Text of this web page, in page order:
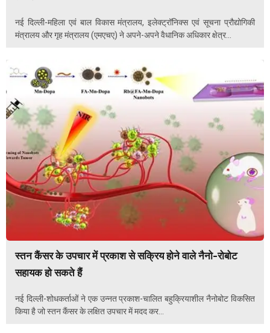
नई दिल्ली-महिला एवं बाल विकास मंत्रालय, इलेक्ट्रॉनिक्स एवं सूचना प्रौद्योगिकी
मंत्रालय और गृह मंत्रालय (एमएचए) ने अपने-अपने वैधानिक अधिकार क्षेत्र...
स्तन कैंसर के उपचार में प्रकाश से सक्रिय होने वाले नैनो-रोबोट
सहायक हो सकते हैं
नई दिल्ली-शोधकर्ताओं ने एक उन्नत प्रकाश-चालित बहुक्रियाशील नैनोबोट विकसित
किया है जो स्तन कैंसर के लक्षित उपचार में मदद कर...